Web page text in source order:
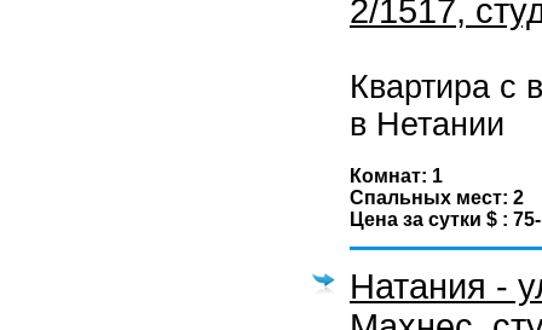
2/1517,
Квартира с
в Нетании
Комнат: 1
Спальных мест: 2
Цена за сутки $ :
Натания -